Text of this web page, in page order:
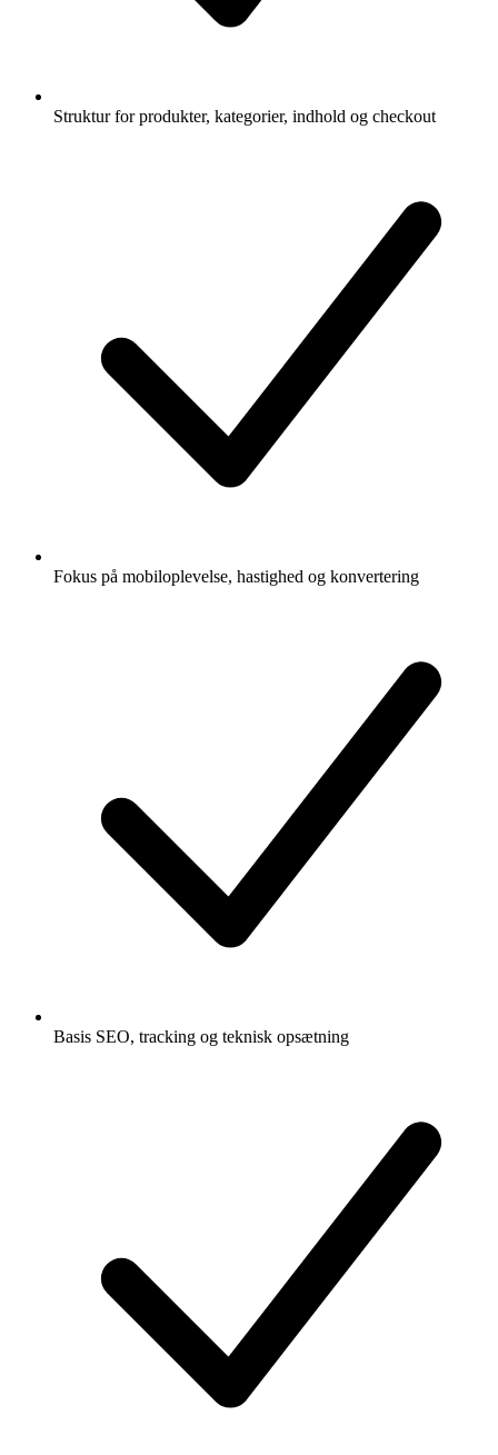
Struktur for produkter, kategorier, indhold og checkout
Fokus på mobiloplevelse, hastighed og konvertering
Basis SEO, tracking og teknisk opsætning